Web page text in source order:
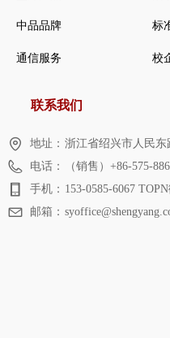
中品品牌
通信服务
标
校
联系我们
地址： 浙江省绍兴市人民东
电话：
（销售）+86-575-
手机： 153-0585-6067
邮箱：